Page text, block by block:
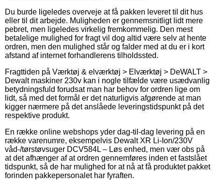
Du burde ligeledes overveje at få pakken leveret til dit hus
eller til dit arbejde. Muligheden er gennemsnitligt lidt mere
pebret, men ligeledes virkelig fremkommelig. Den mest
betalelige mulighed for fragt vil dog altid være selv at hente
ordren, men den mulighed står og falder med at du er i kort
afstand af internet forhandlerens tilholdssted.
Fragttiden på Værktøj & elværktøj > Elværktøj > DeWALT >
Dewalt maskiner 230v kan i nogle tilfælde være usædvanlig
betydningsfuld forudsat man har behov for ordren lige om
lidt, så med det formål er det naturligvis afgørende at man
kigger nærmere på det anslåede leveringstidspunkt på det
respektive produkt.
En række online webshops yder dag-til-dag levering på en
række varenumre, eksempelvis Dewalt XR Li-Ion/230V
våd-/tørstøvsuger DCV584L – Løs enhed, men vær obs på
at det afhænger af at ordren gennemføres inden et fastslået
tidspunkt, så de har mulighed for at nå at få produktet pakket
forinden pakkepersonalet har fyraften.